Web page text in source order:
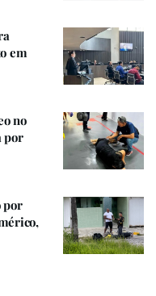
Quando
o Instituto de
dificuldades
o instituto e
quem dedicou a vida
das contas de 2024
em
no
por
por